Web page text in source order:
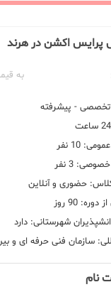
پرایس اکشن در هرند
به
- پیشرفته
10 نفر
3 نفر
حضوری و آنلاین
90 روز
شهرستانی: دارد
سازمان فنی حرفه ای و
نام